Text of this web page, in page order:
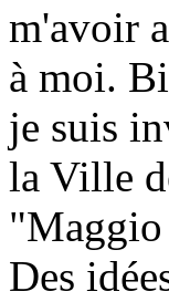
m'avoir
à moi.
je suis
la Ville
Des